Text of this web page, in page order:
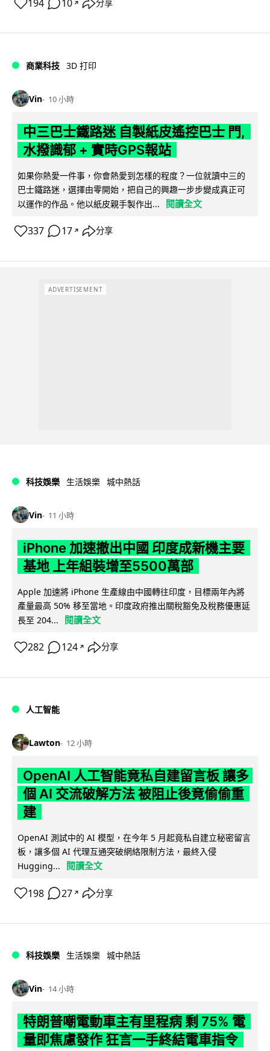
194 10 ↗ 分享
商業科技 3D 打印
Vin 10 小時
中三巴士鐵路迷 自製紙皮遙控巴士 門,
水撥識郁 + 實時GPS報站
如果你熱愛一件事，你會熱愛到怎樣的程度？一位就讀中三的
巴士鐵路迷，選擇由零開始，把自己的興趣一步步變成真正可
以運作的作品。他以紙皮親手製作出...
閱讀全文
337 17 ↗ 分享
ADVERTISEMENT
科技娛樂 生活娛樂 城中熱話
Vin 11 小時
iPhone 加速撤出中國 印度成新機主要
基地 上年組裝增至5500萬部
Apple 加速將 iPhone 生產線由中國轉往印度，目標兩年內將
產量最高 50% 移至當地。印度政府推出關稅豁免及稅務優惠延
長至 204...
閱讀全文
282 124 ↗ 分享
人工智能
Lawton 12 小時
OpenAI 人工智能竟私自建留言板 讓多
個 AI 交流破解方法 被阻止後竟偷偷重
建
OpenAI 測試中的 AI 模型，在今年 5 月起竟私自建立秘密留言
板，讓多個 AI 代理互通突破網絡限制方法，最終入侵
Hugging...
閱讀全文
198 27 ↗ 分享
科技娛樂 生活娛樂 城中熱話
Vin 14 小時
特朗普嘲電動車主有里程病 剩 75% 電
量即焦慮發作 狂言一手終結電車指令